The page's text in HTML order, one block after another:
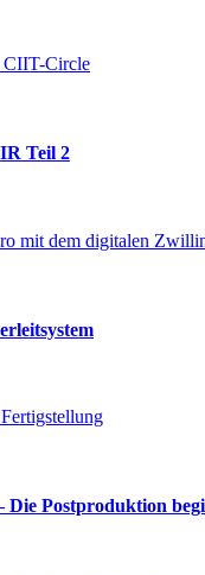
CIIT-Circle
Teil 2
mit dem digitalen
Die Postproduktion